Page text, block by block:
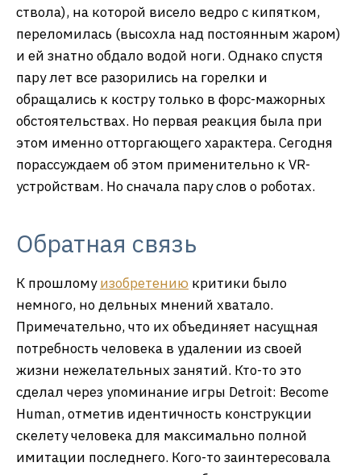
ствола), на которой висело ведро с кипятком,
переломилась (высохла над постоянным жаром)
и ей знатно обдало водой ноги. Однако спустя
пару лет все разорились на горелки и
обращались к костру только в форс-мажорных
обстоятельствах. Но первая реакция была при
этом именно отторгающего характера. Сегодня
порассуждаем об этом применительно к VR-
устройствам. Но сначала пару слов о роботах.
Обратная связь
К прошломуизобретению критики было
немного, но дельных мнений хватало.
Примечательно, что их объединяет насущная
потребность человека в удалении из своей
жизни нежелательных занятий. Кто-то это
сделал через упоминание игры Detroit: Become
Human, отметив идентичность конструкции
скелету человека для максимально полной
имитации последнего. Кого-то заинтересовала